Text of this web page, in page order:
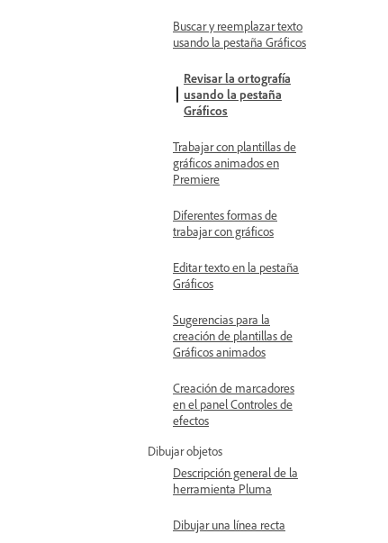
Buscar y reemplazar texto
usando la pestaña Gráficos
Revisar la ortografía
usando la pestaña
Gráficos
Trabajar con plantillas de
gráficos animados en
Premiere
Diferentes formas de
trabajar con gráficos
Editar texto en la pestaña
Gráficos
Sugerencias para la
creación de plantillas de
Gráficos animados
Creación de marcadores
en el panel Controles de
efectos
Dibujar objetos
Descripción general de la
herramienta Pluma
Dibujar una línea recta